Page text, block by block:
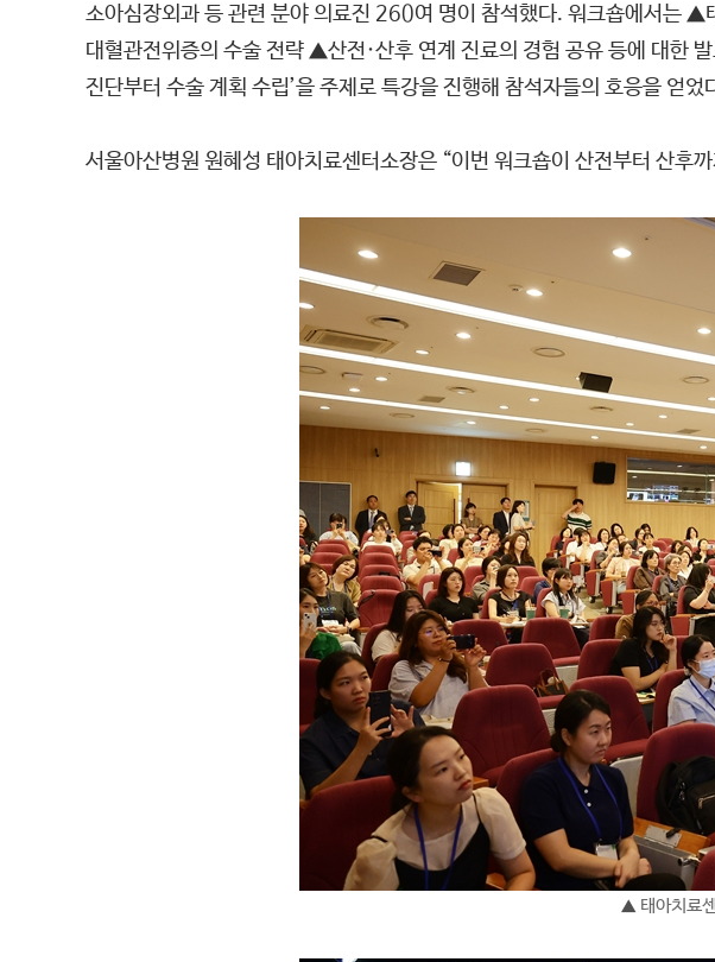
소아심장외과 등 관련 분야 의료진 260여 명이 참석했다. 워크숍에서는
대혈관전위증의 수술 전략 ▲산전·산후 연계 진료의 경험 공유 등에 대한
진단부터 수술 계획 수립’을 주제로 특강을 진행해 참석자들의 호응을 얻었
서울아산병원 원혜성 태아치료센터소장은 “이번 워크숍이 산전부터 산후
▲ 태아치료